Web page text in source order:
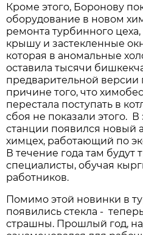
Кроме этого, Боронову
оборудование в новом
ремонта турбинного
крышу и застекленные
которая в аномальные
оставила тысячи
предварительной
причине того, что
перестала поступать в
сбоя не показали этого.
станции появился новый
химцех, работающий по
В течение года там будут
специалисты, обучая
работников.
Помимо этой новинки в
появились стекла -
страшны. Прошлый год,